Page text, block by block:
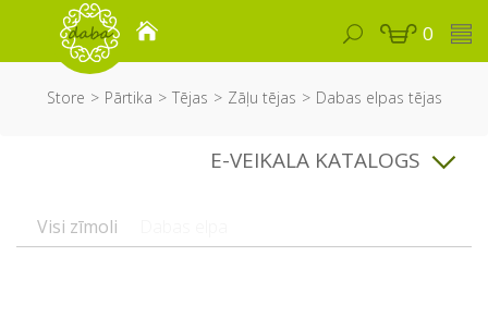
0
Store Pārtika Tējas Zāļu tējas Dabas elpas tējas
E-VEIKALA KATALOGS
Visi zīmoli